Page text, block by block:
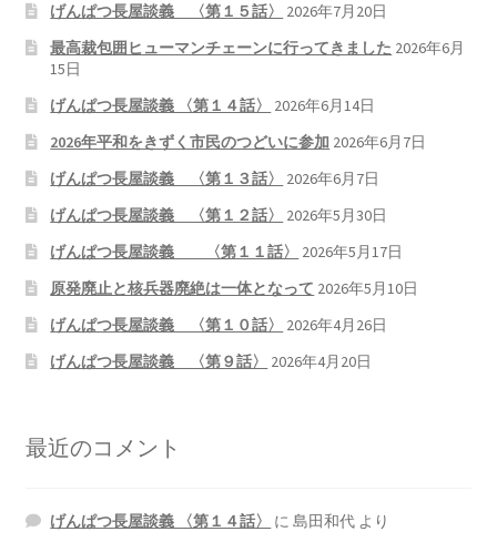
2025.9.30 市民エネルギーと地域主権
2026.5.3 原発を止めた町
2026.5.6 テレビと原発報道の60年
2026.5.15 原発をとめた人びと
他サイト
げんぱつ長屋談義 〈第１５話〉
2026年7月20日
最高裁包囲ヒューマンチェーンに行ってきました 2026年6月
15日
げんぱつ長屋談義 〈第１４話〉
2026年6月14日
2026年平和をきずく市民のつどいに参加 2026年6月7日
げんぱつ長屋談義 〈第１３話〉
2026年6月7日
げんぱつ長屋談義 〈第１２話〉
2026年5月30日
げんぱつ長屋談義 〈第１１話〉
2026年5月17日
原発廃止と核兵器廃絶は一体となって 2026年5月10日
げんぱつ長屋談義 〈第１０話〉
2026年4月26日
げんぱつ長屋談義 〈第９話〉
2026年4月20日
最近のコメント
げんぱつ長屋談義 〈第１４話〉 に島田和代 より